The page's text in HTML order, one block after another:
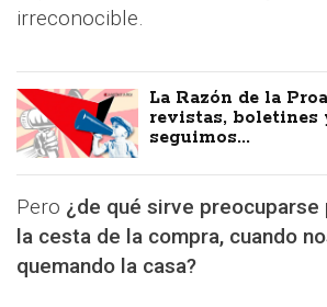
irreconocible.
La Razón de la
revistas, boletines
seguimos...
Pero ¿de qué sirve
la cesta de la compra, cuando
quemando la casa?